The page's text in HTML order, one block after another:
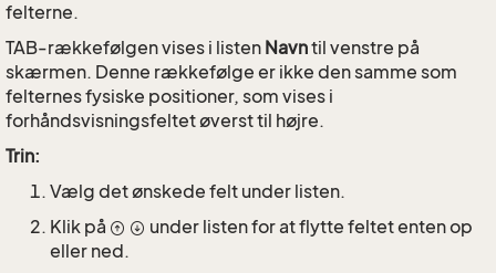
felterne.
TAB-rækkefølgen vises i listen Navntil venstre på
skærmen. Denne rækkefølge er ikke den samme som
felternes fysiske positioner, som vises i
forhåndsvisningsfeltet øverst til højre.
Trin:
Vælg det ønskede felt under listen.
Klik på
under listen for at flytte feltet enten op
eller ned.